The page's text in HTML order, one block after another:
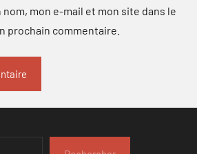
mon e-mail et mon site dans le
prochain commentaire.